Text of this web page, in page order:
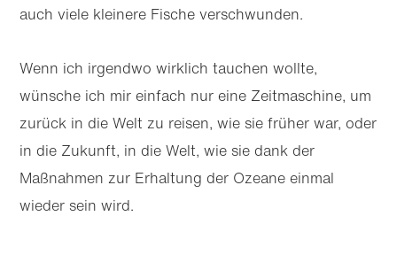
auch viele kleinere Fische verschwunden.
Wenn ich irgendwo wirklich tauchen wollte,
wünsche ich mir einfach nur eine Zeitmaschine, um
zurück in die Welt zu reisen, wie sie früher war, oder
in die Zukunft, in die Welt, wie sie dank der
Maßnahmen zur Erhaltung der Ozeane einmal
wieder sein wird.